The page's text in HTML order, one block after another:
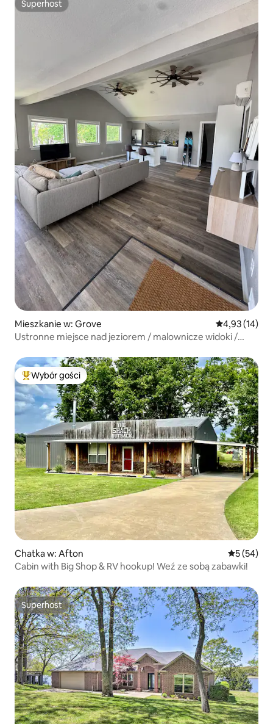
Superhost
Superhost
Mieszkanie w: Grove Średnia
4,93 (14)
Ustronne miejsce nad jeziorem / malownicze widoki /
Najpopularniejsze z kategorii Wybór gości
Wybór gości
Chatka w: Afton Średnia
5 (54)
Cabin with Big Shop & RV hookup! Weź ze sobą zabawki!
Superhost
Superhost